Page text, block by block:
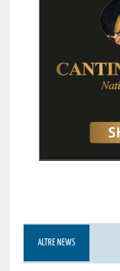
ALTRE NEWS